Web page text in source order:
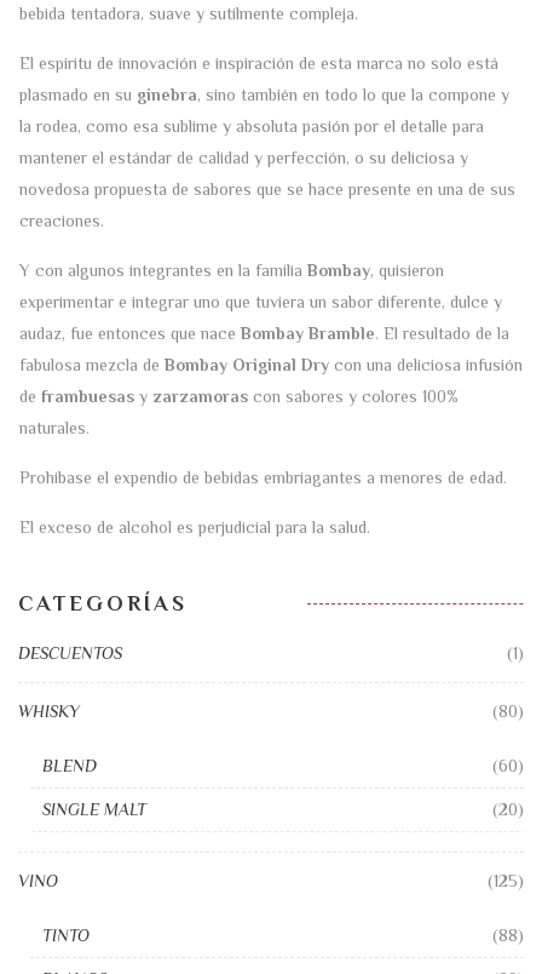
bebida tentadora, suave y sutilmente compleja.
El espíritu de innovación e inspiración de esta marca no solo está
plasmado en su ginebra, sino también en todo lo que la compone y
la rodea, como esa sublime y absoluta pasión por el detalle para
mantener el estándar de calidad y perfección, o su deliciosa y
novedosa propuesta de sabores que se hace presente en una de sus
creaciones.
Y con algunos integrantes en la familia Bombay, quisieron
experimentar e integrar uno que tuviera un sabor diferente, dulce y
audaz, fue entonces que nace Bombay Bramble. El resultado de la
fabulosa mezcla de Bombay Original Dry con una deliciosa infusión
de frambuesas y zarzamoras con sabores y colores 100%
naturales.
Prohibase el expendio de bebidas embriagantes a menores de edad.
El exceso de alcohol es perjudicial para la salud.
CATEGORÍAS
DESCUENTOS (1)
WHISKY (80)
BLEND (60)
SINGLE MALT (20)
VINO (125)
TINTO (88)